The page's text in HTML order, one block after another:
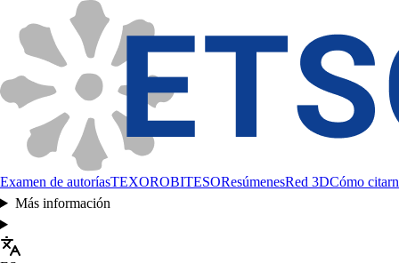
Examen de autoríasTEXOROBITESOResúmenesRed 3DCómo
Más información